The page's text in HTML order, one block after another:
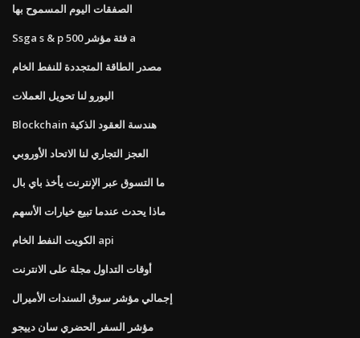
الصفقات اليوم المسموح بها
Ssga s & p 500 فئة مؤشر a
مصدر الطاقة المتجددة للنفط الخام
اليورو لنا تحويل العملات
Blockchain هندسة العقود الذكية
العجز التجاري لنا الاتحاد الأوروبي
ما التسوق عبر الإنترنت يأخذ باي بال
ماذا يحدث عندما تبيع خيارات الأسهم
الكويت النفط الخام api
أوقات التداول مجلة على الانترنت
إجمالي مؤشر سوق السندات الأميرال
مؤشر السفر الحضري سان دييجو